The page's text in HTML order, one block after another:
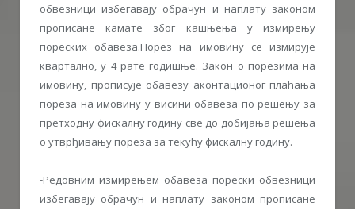
обвезници избегавају обрачун и наплату законом
прописане камате због кашњења у измирењу
пореских обавеза.Порез на имовину се измирује
квартално, у 4 рате годишње. Закон о порезима на
имовину, прописује обавезу аконтационог плаћања
пореза на имовину у висини обавеза по решењу за
претходну фискалну годину све до добијања решења
о утврђивању пореза за текућу фискалну годину.
-Редовним измирењем обавеза порески обвезници
избегавају обрачун и наплату законом прописане